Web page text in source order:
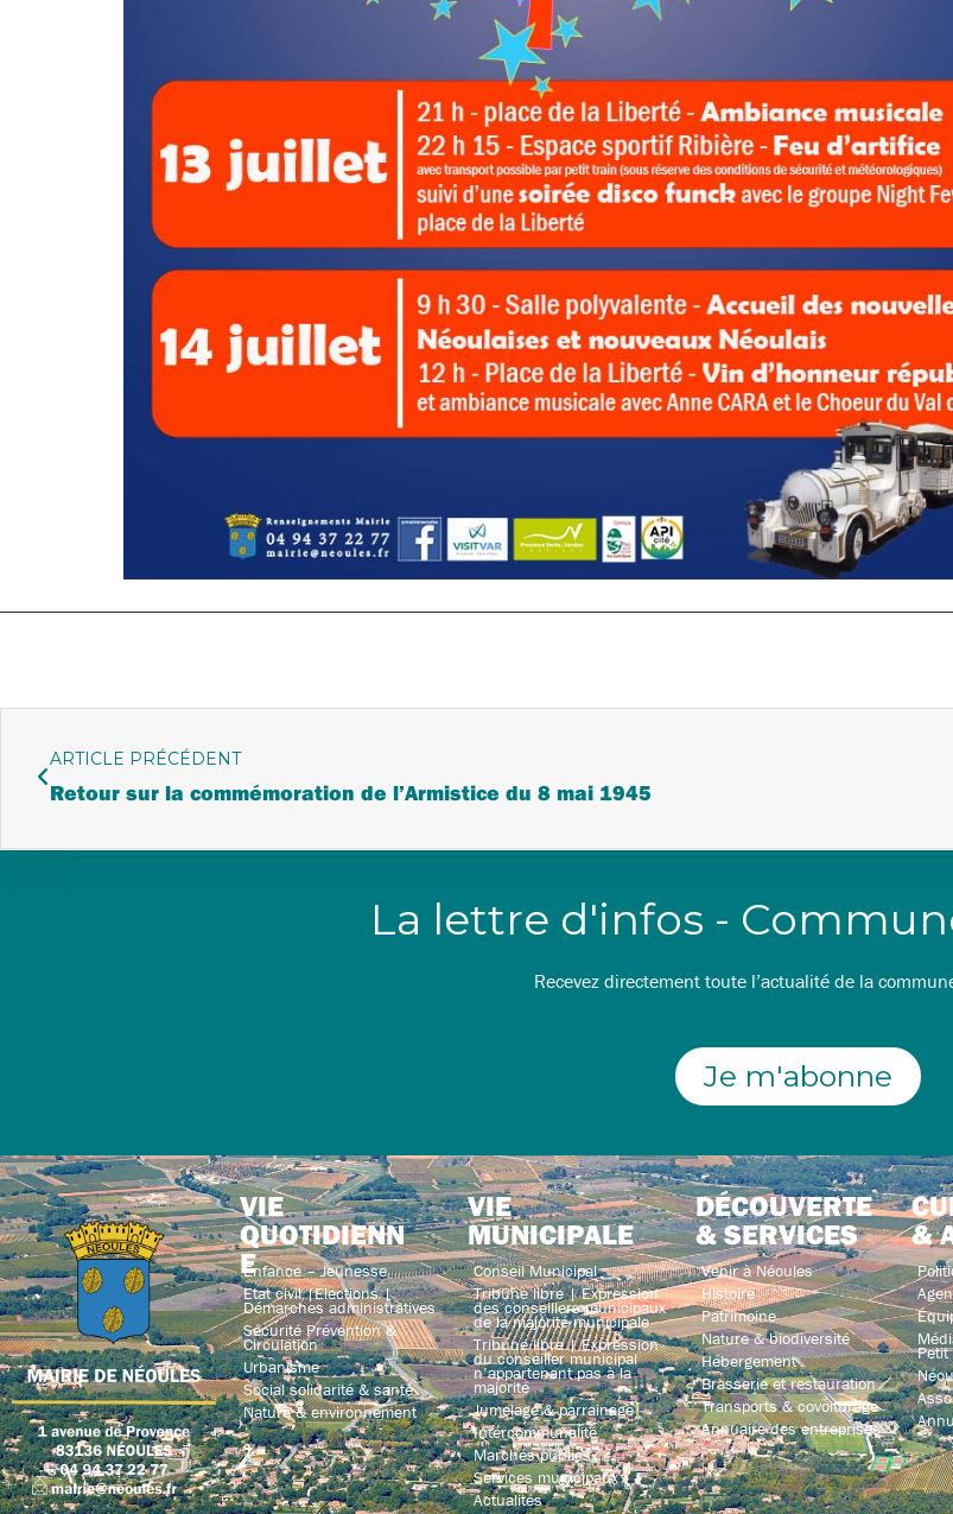
ARTICLE PRÉCÉDENT
Retour sur la commémoration de l’Armistice du 8 mai 1945
La lettre d'infos -
Recevez directement toute l’actualité de la
Je m'abonne
VIE
QUOTIDIENN
E
Enfance – Jeunesse
Etat civil |Elections |
Démarches administratives
Sécurité Prévention &
Circulation
Urbanisme
Social solidarité & santé
Nature & environnement
VIE
MUNICIPALE
Conseil Municipal
Tribune libre | Expression
des conseillers municipaux
de la majorité municipale
Tribune libre | Expression
du conseiller municipal
n’appartenant pas à la
majorité
Jumelage & parrainage
Intercommunalité
Marchés publics
Services municipaux
Actualités
DÉCOUVERTE
& SERVICES
Venir à Néoules
Histoire
Patrimoine
Nature & biodiversité
Hébergement
Brasserie et restauration
Transports & covoiturage
Annuaire des entreprises
&
Petit